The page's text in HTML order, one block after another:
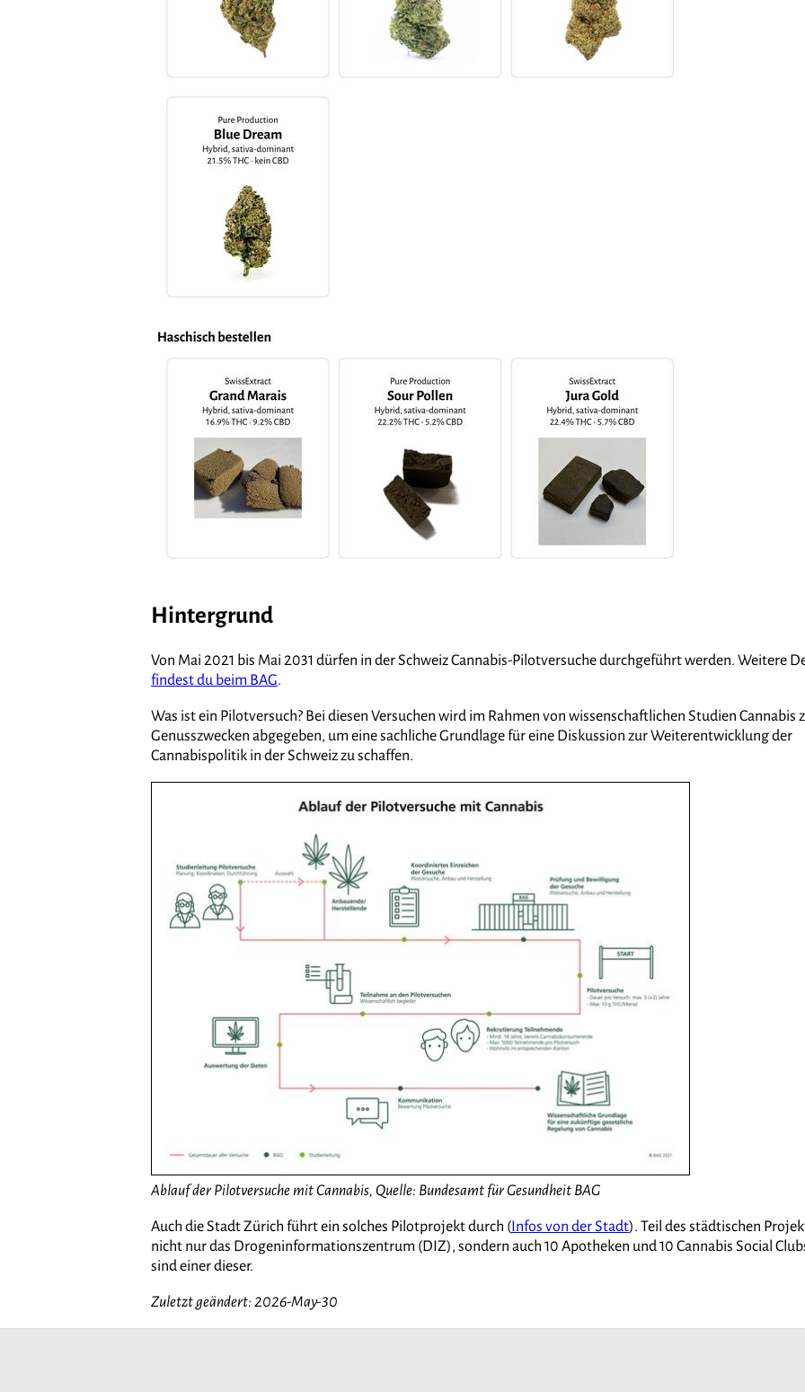
Hintergrund
Von Mai 2021 bis Mai 2031 dürfen in der Schweiz Cannabis-Pilotversuche durchgeführt werden. Weitere
findest du beim BAG.
Was ist ein Pilotversuch? Bei diesen Versuchen wird im Rahmen von wissenschaftlichen Studien Cannabis
Genusszwecken abgegeben, um eine sachliche Grundlage für eine Diskussion zur Weiterentwicklung der
Cannabispolitik in der Schweiz zu schaffen.
Ablauf der Pilotversuche mit Cannabis, Quelle: Bundesamt für Gesundheit BAG
Auch die Stadt Zürich führt ein solches Pilotprojekt durch ( Infos von der Stadt). Teil des städtischen
nicht nur das Drogeninformationszentrum (DIZ), sondern auch 10 Apotheken und 10 Cannabis Social
sind einer dieser.
Zuletzt geändert: 2026-May-30